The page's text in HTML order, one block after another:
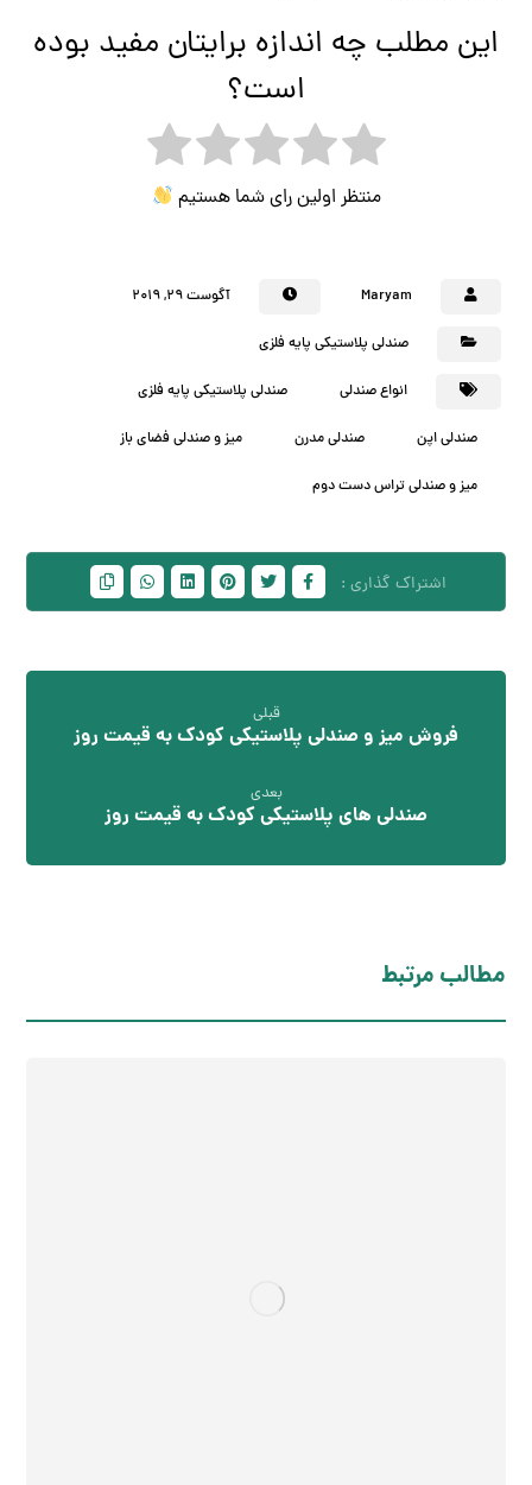
این مطلب چه اندازه برایتان مفید بوده
است؟
منتظر اولین رای شما هستیم
Maryam آگوست ۲۹, ۲۰۱۹
صندلی پلاستیکی پایه فلزی
انواع صندلی صندلي پلاستيكي پايه فلزي
صندلی اپن صندلی مدرن ميز و صندلي فضاي باز
میز و صندلی تراس دست دوم
قبلی
فروش میز و صندلی پلاستیکی کودک به قیمت روز
بعدی
صندلی های پلاستیکی کودک به قیمت روز
مطالب مرتبط